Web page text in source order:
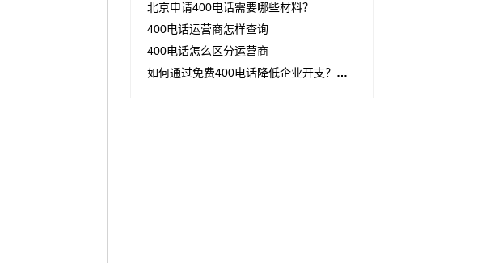
北京申请400电话需要哪些材料？
400电话运营商怎样查询
400电话怎么区分运营商
如何通过免费400电话降低企业开支？操作步骤与关键点详解